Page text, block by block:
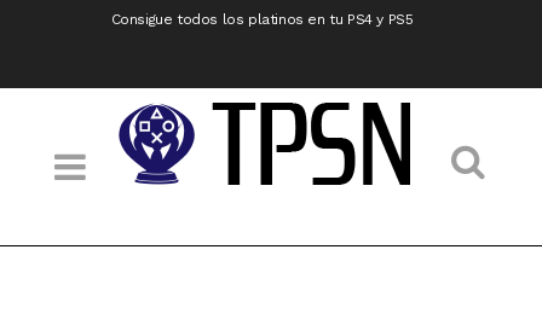
Consigue todos los platinos en tu PS4 y PS5